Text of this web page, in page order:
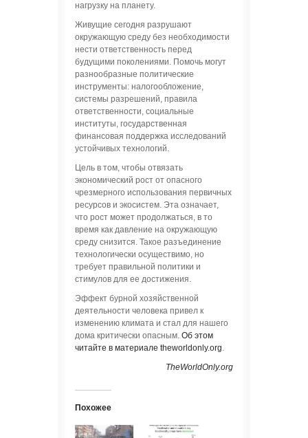
нагрузку на планету.
Живущие сегодня разрушают
окружающую среду без необходимости
нести ответственность перед
будущими поколениями. Помочь могут
разнообразные политические
инструменты: налогообложение,
системы разрешений, правила
ответственности, социальные
институты, государственная
финансовая поддержка исследований
устойчивых технологий.
Цель в том, чтобы отвязать
экономический рост от опасного
чрезмерного использования первичных
ресурсов и экосистем. Эта означает,
что рост может продолжаться, в то
время как давление на окружающую
среду снизится. Такое разъединение
технологически осуществимо, но
требует правильной политики и
стимулов для ее достижения.
Эффект бурной хозяйственной
деятельности человека привел к
изменению климата и стал для нашего
дома критически опасным. Об этом
читайте в материале theworldonly.org.
TheWorldOnly.org
Похожее